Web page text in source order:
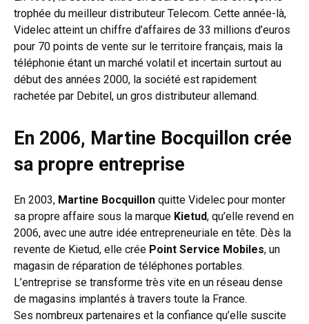
trophée du meilleur distributeur Telecom. Cette année-là,
Videlec atteint un chiffre d’affaires de 33 millions d’euros
pour 70 points de vente sur le territoire français, mais la
téléphonie étant un marché volatil et incertain surtout au
début des années 2000, la société est rapidement
rachetée par Debitel, un gros distributeur allemand.
En 2006, Martine Bocquillon crée
sa propre entreprise
En 2003, Martine Bocquillon quitte Videlec pour monter
sa propre affaire sous la marque Kietud, qu’elle revend en
2006, avec une autre idée entrepreneuriale en tête. Dès la
revente de Kietud, elle crée Point Service Mobiles, un
magasin de réparation de téléphones portables.
L’entreprise se transforme très vite en un réseau dense
de magasins implantés à travers toute la France.
Ses nombreux partenaires et la confiance qu’elle suscite